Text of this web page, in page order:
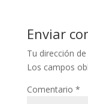
Enviar
Tu dirección
Los campos
Comentario *